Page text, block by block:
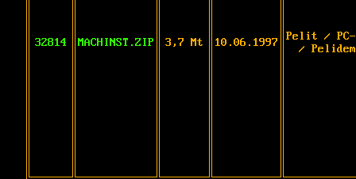
32814 MACHINST.ZIP 3,7 Mt 10.06.1997
Pelit /
/